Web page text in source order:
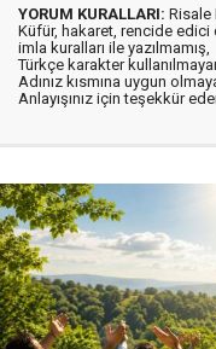
YORUM KURALLARI: Risale
Küfür, hakaret, rencide edici
imla kuralları ile yazılmamış,
Türkçe karakter
Adınız kısmına uygun
Anlayışınız için teşekkür